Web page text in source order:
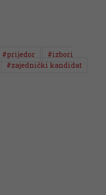
#prijedor
#izbori
#zajednički kandidat